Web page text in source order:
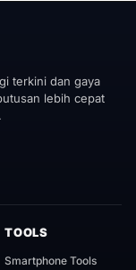
terkini dan gaya
lebih cepat
TOOLS
Smartphone Tools